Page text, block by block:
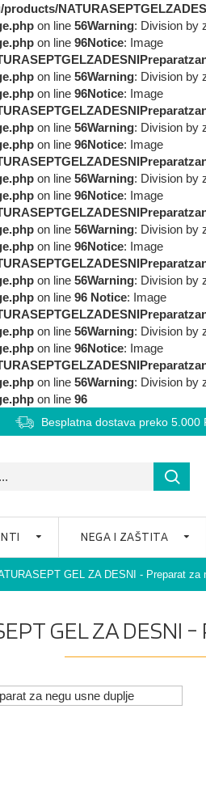
on line 56Warning: Division by
on line 96Notice: Image
on line 56Warning: Division by
on line 96Notice: Image
on line 56Warning: Division by
on line 96Notice: Image
on line 56Warning: Division by
on line 96Notice: Image
on line 56Warning: Division by
on line 96Notice: Image
on line 56Warning: Division by
on line 96 Notice: Image
on line 56Warning: Division by
on line 96Notice: Image
on line 56Warning: Division by
on line 96
Besplatna dostava preko 5.000
NEGA I ZAŠTITA
GEL ZA DESNI - Preparat za
GEL ZA DESNI